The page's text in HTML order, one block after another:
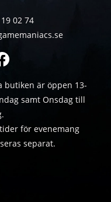
02 74
butiken är öppen 13-
samt Onsdag till
för evenemang
separat.